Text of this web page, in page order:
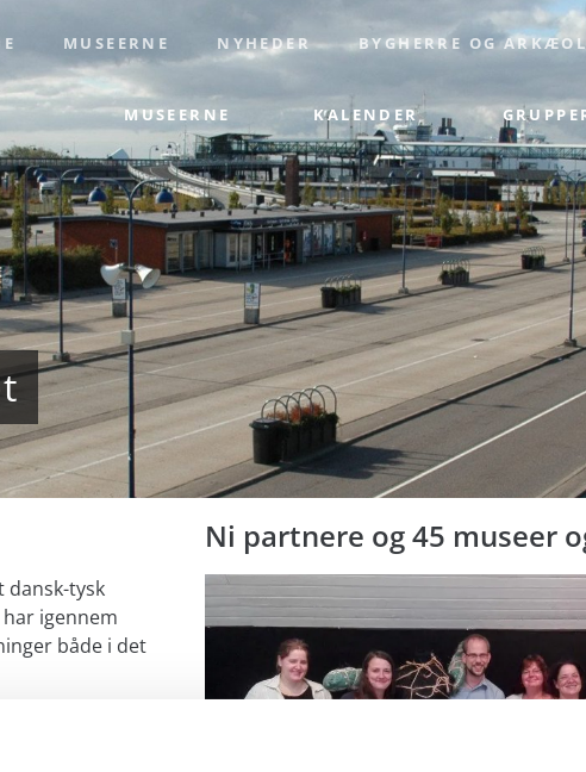
MUSEERNE NYHEDER BYGHERRE OG
MUSEERNE KALENDER
dansk-tysk
igennem
både i det
kulturelle
region kan
Ni partnere og 45 museer